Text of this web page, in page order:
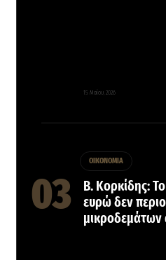
15 Μαΐου, 2026
ΟΙΚΟΝΟΜΙΑ
Β. Κορκίδης:
ευρώ δεν
μικροδεμάτων